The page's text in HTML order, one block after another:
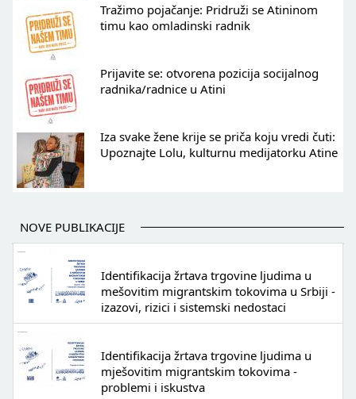
Tražimo pojačanje: Pridruži se Atininom
timu kao omladinski radnik
Prijavite se: otvorena pozicija socijalnog
radnika/radnice u Atini
Iza svake žene krije se priča koju vredi čuti:
Upoznajte Lolu, kulturnu medijatorku Atine
NOVE PUBLIKACIJE
Identifikacija žrtava trgovine ljudima u
mešovitim migrantskim tokovima u Srbiji -
izazovi, rizici i sistemski nedostaci
Identifikacija žrtava trgovine ljudima u
mješovitim migrantskim tokovima -
problemi i iskustva